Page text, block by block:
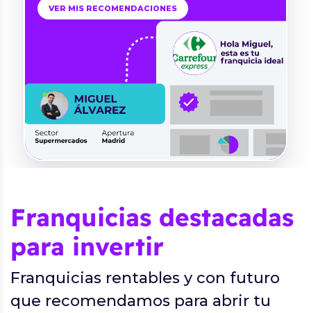
VER MIS RECOMENDACIONES
Franquicias destacadas
para invertir
Franquicias rentables y con futuro
que recomendamos para abrir tu